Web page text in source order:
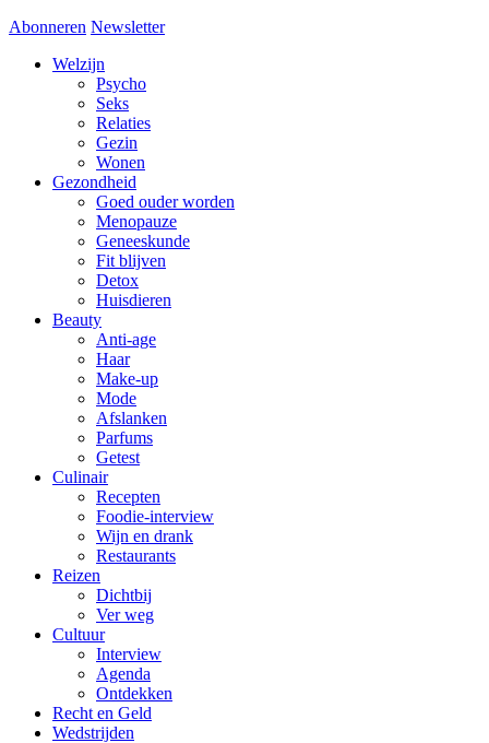
Abonneren Newsletter
Welzijn
Psycho
Seks
Relaties
Gezin
Wonen
Gezondheid
Goed ouder worden
Menopauze
Geneeskunde
Fit blijven
Detox
Huisdieren
Beauty
Anti-age
Haar
Make-up
Mode
Afslanken
Parfums
Getest
Culinair
Recepten
Foodie-interview
Wijn en drank
Restaurants
Reizen
Dichtbij
Ver weg
Cultuur
Interview
Agenda
Ontdekken
Recht en Geld
Wedstrijden